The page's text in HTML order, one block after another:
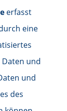
erfasst
eine
Daten und
und
des